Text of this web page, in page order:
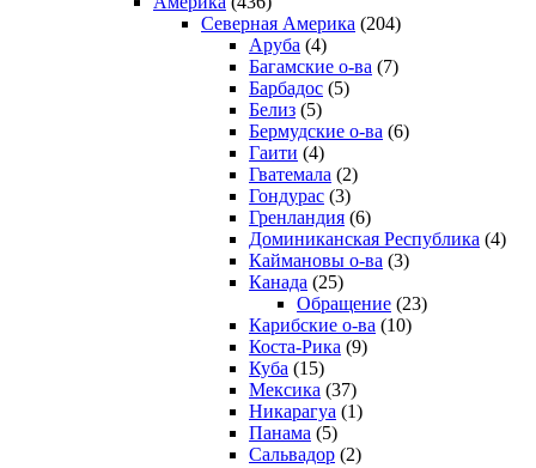
Северная Америка (204)
Аруба (4)
Багамские о-ва (7)
Барбадос (5)
Белиз (5)
Бермудские о-ва (6)
Гаити (4)
Гватемала (2)
Гондурас (3)
Гренландия (6)
Доминиканская Республика (4)
Каймановы о-ва (3)
Канада (25)
Обращение (23)
Карибские о-ва (10)
Коста-Рика (9)
Куба (15)
Мексика (37)
Никарагуа (1)
Панама (5)
Сальвадор (2)